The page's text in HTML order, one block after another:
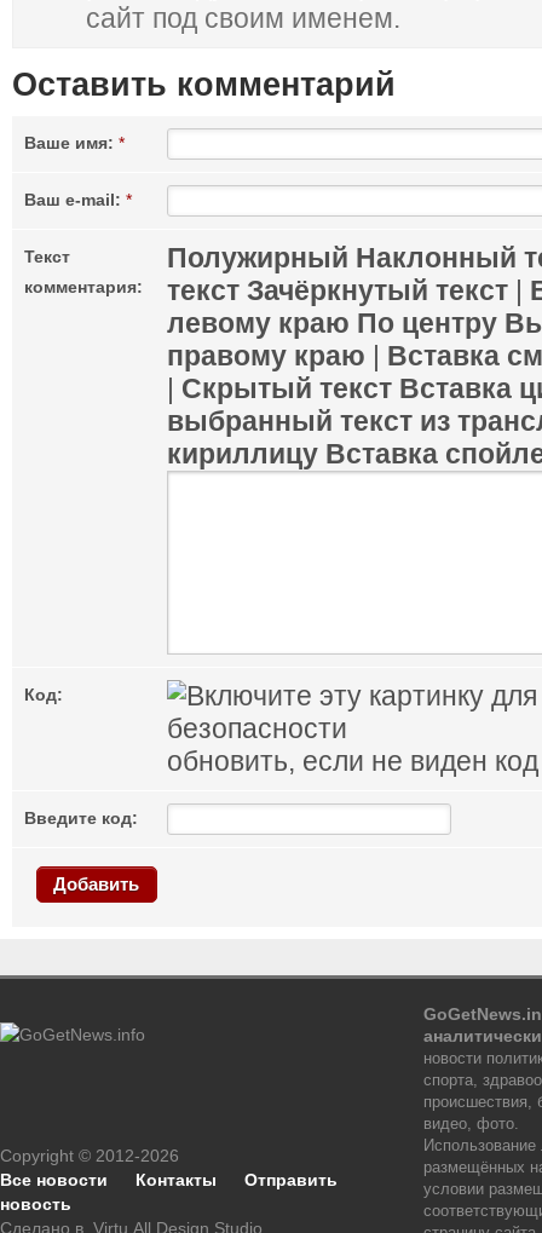
сайт под своим именем.
Оставить комментарий
Ваше имя: *
Ваш e-mail: *
Текст
комментария:
Полужирный Наклонный
текст Зачёркнутый текст |
левому краю По центру
правому краю | Вставка
| Скрытый текст Вставка
выбранный текст из
кириллицу Вставка
Код:
обновить, если не виден код
Введите код:
Добавить
Copyright © 2012-2026
Все новости
Контакты
Отправить
новость
Сделано в Virtu.All.Design Studio
новости
спорта,
происшествия,
видео, фото.
размещённых
условии